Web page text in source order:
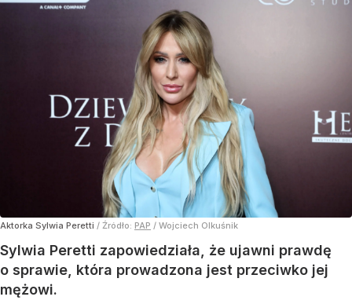
Aktorka Sylwia Peretti / Źródło: PAP / Wojciech Olkuśnik
Sylwia Peretti zapowiedziała, że ujawni prawdę
o sprawie, która prowadzona jest przeciwko jej
mężowi.